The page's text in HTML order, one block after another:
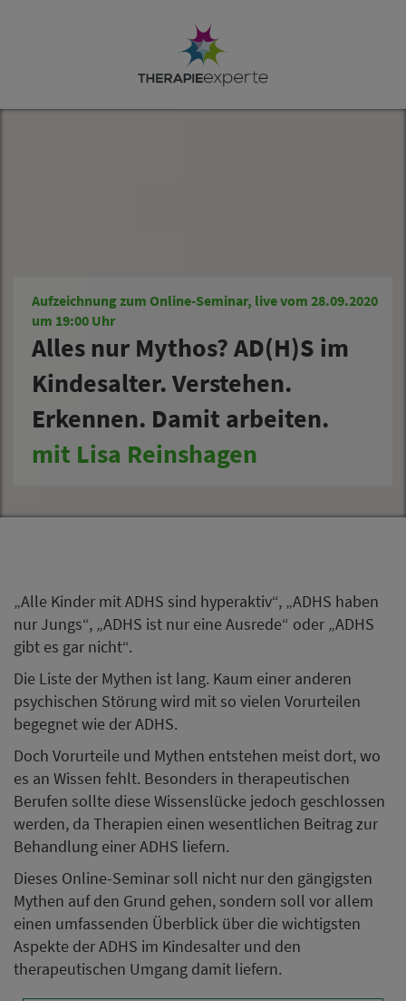
Aufzeichnung zum Online-Seminar, live vom 28.09.2020
um 19:00 Uhr
Alles nur Mythos? AD(H)S im
Kindesalter. Verstehen.
Erkennen. Damit arbeiten.
mit Lisa Reinshagen
„Alle Kinder mit ADHS sind hyperaktiv“, „ADHS haben
nur Jungs“, „ADHS ist nur eine Ausrede“ oder „ADHS
gibt es gar nicht“.
Die Liste der Mythen ist lang. Kaum einer anderen
psychischen Störung wird mit so vielen Vorurteilen
begegnet wie der ADHS.
Doch Vorurteile und Mythen entstehen meist dort, wo
es an Wissen fehlt. Besonders in therapeutischen
Berufen sollte diese Wissenslücke jedoch geschlossen
werden, da Therapien einen wesentlichen Beitrag zur
Behandlung einer ADHS liefern.
Dieses Online-Seminar soll nicht nur den gängigsten
Mythen auf den Grund gehen, sondern soll vor allem
einen umfassenden Überblick über die wichtigsten
Aspekte der ADHS im Kindesalter und den
therapeutischen Umgang damit liefern.